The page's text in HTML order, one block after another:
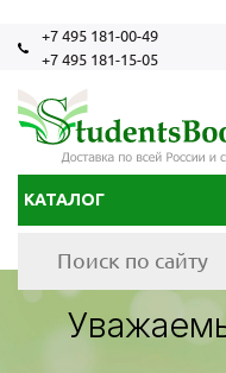
+7 495 181-00-49
+7 495 181-15-05
КАТАЛОГ